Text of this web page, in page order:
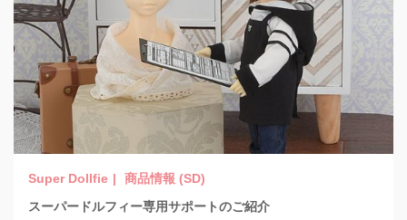
商品情報 (SD)
スーパードルフィー専用サポートのご紹介